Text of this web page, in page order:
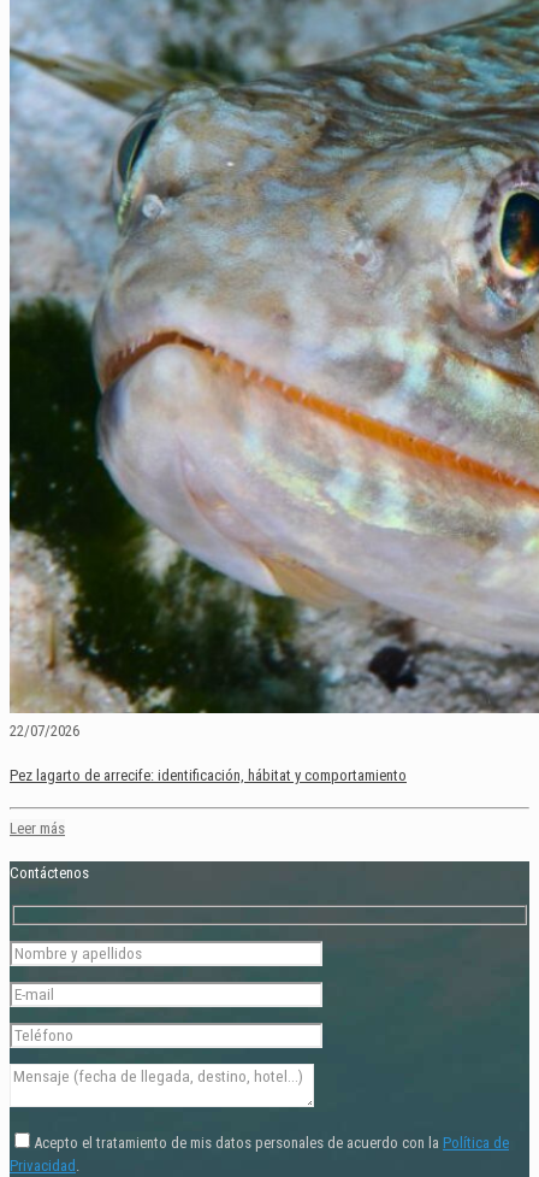
22/07/2026
Pez lagarto de arrecife: identificación, hábitat y comportamiento
Leer más
Contáctenos
Acepto el tratamiento de mis datos personales de acuerdo con la Política de
Privacidad